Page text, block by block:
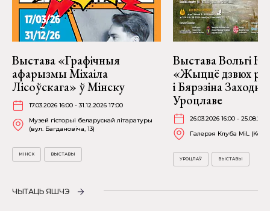
Выстава «Графічныя
афарызмы Міхаіла
Лісоўскага» ў Мінску
17.03.2026 16:00 - 31.12.2026 17:00
Музей гісторыі беларускай літаратуры
(вул. Багдановіча, 13)
МІНСК ВЫСТАВЫ
Выстава Вольгі
«Жыццё дзвюх
і Бярэзіна
Уроцлаве
26.03.2026 16:00 -
Галерэя Клуба MiL
УРОЦЛАЎ ВЫСТАВЫ
ЧЫТАЦЬ ЯШЧЭ